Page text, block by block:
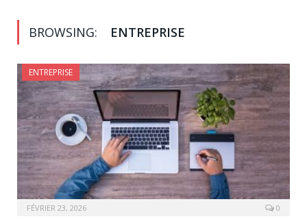
BROWSING: ENTREPRISE
ENTREPRISE
FÉVRIER 23, 2026 0